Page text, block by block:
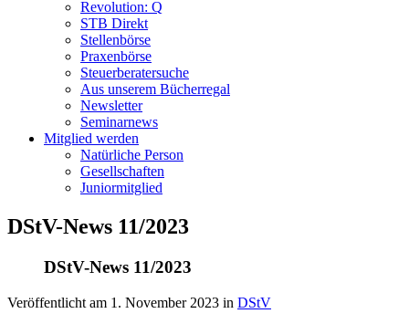
Revolution: Q
STB Direkt
Stellenbörse
Praxenbörse
Steuerberatersuche
Aus unserem Bücherregal
Newsletter
Seminarnews
Mitglied werden
Natürliche Person
Gesellschaften
Juniormitglied
DStV-News 11/2023
DStV-News 11/2023
Veröffentlicht am 1. November 2023 in DStV